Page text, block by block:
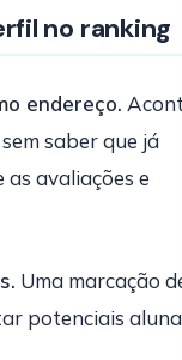
no ranking
endereço.
saber que já
avaliações e
Uma marcação
potenciais